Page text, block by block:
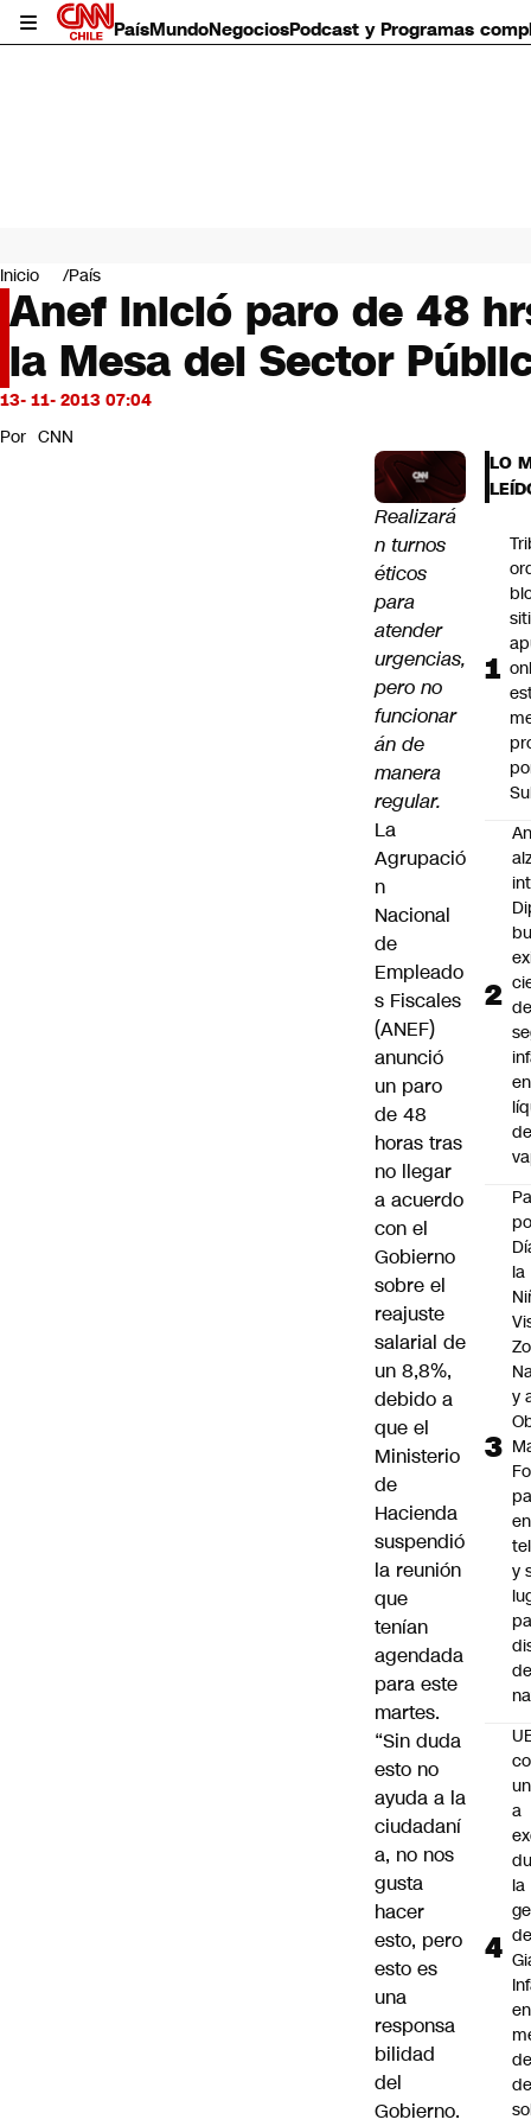
PaísMundoNegociosPodcast y Programas
Mundo
Negocios
Deportes
Programas completos
Cultura
Servicios
Bits
CNN Data
Inicio País
Anef inició paro de 48
la Mesa del Sector
13- 11- 2013 07:04
Por CNN
Realizará
n turnos
éticos
para
atender
urgencias,
pero no
funcionar
án de
manera
regular.
La
Agrupació
n
Nacional
de
Empleado
s Fiscales
(ANEF)
anunció
un paro
de 48
horas tras
no llegar
a acuerdo
con el
Gobierno
sobre el
reajuste
salarial de
un 8,8%,
debido a
que el
Ministerio
de
Hacienda
suspendió
la reunión
que
tenían
agendada
para este
martes.
“Sin duda
esto no
ayuda a la
ciudadaní
a, no nos
gusta
hacer
esto, pero
esto es
una
responsa
bilidad
del
Gobierno.
LO
de
en
de
la
y
en
y
a
la
de
en
de